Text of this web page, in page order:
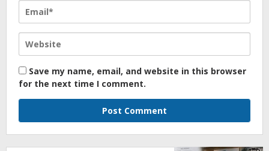
Save my name, email, and website in this browser
for the next time I comment.